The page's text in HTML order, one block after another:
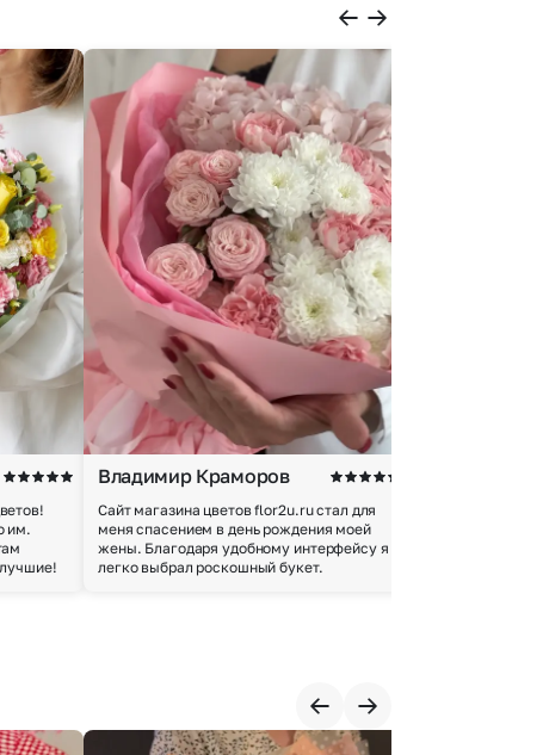
им.
Владимир Краморов
Сайт магазина цветов flor2u.ru стал для
меня спасением в день рождения моей
жены. Благодаря удобному интерфейсу я
легко выбрал роскошный букет.